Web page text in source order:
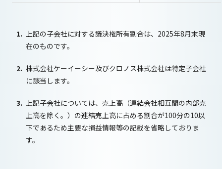
上記の子会社に対する議決権所有割合は、2025年8月末現
在のものです。
株式会社ケーイーシー及びクロノス株式会社は特定子会社
に該当します。
上記子会社については、売上高（連結会社相互間の内部売
上高を除く。）の連結売上高に占める割合が100分の10以
下であるため主要な損益情報等の記載を省略しておりま
す。